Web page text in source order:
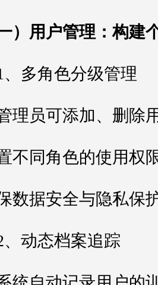
一）用户管理：构建
、多角色分级管理
理员可添加、删除
不同角色的使用权
数据安全与隐私保
、动态档案追踪